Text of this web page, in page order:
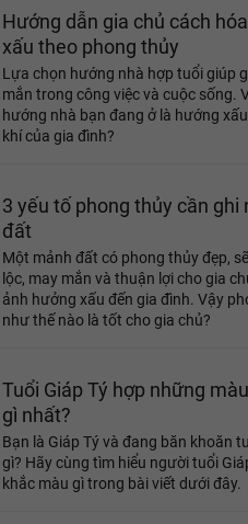
Hướng dẫn gia chủ cách
xấu theo phong thủy
Lựa chọn hướng nhà hợp tuổi giúp
mắn trong công việc và cuộc sống.
hướng nhà bạn đang ở là hướng
khí của gia đình?
3 yếu tố phong thủy cần ghi
đất
Một mảnh đất có phong thủy đẹp,
lộc, may mắn và thuận lợi cho gia
ảnh hưởng xấu đến gia đình. Vậy
như thế nào là tốt cho gia chủ?
Tuổi Giáp Tý hợp những
gì nhất?
Bạn là Giáp Tý và đang băn khoăn
gì? Hãy cùng tìm hiểu người tuổi
khắc màu gì trong bài viết dưới đây.